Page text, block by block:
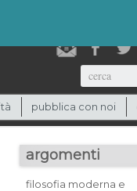
Cerca
pubblica con noi
argomenti
filosofia moderna e